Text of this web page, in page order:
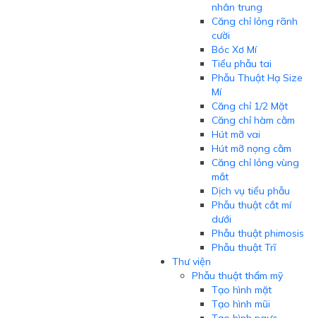
nhân trung
Căng chỉ lỏng rãnh
cười
Bóc Xơ Mí
Tiểu phẫu tai
Phẫu Thuật Hạ Size
Mí
Căng chỉ 1/2 Mặt
Căng chỉ hàm cằm
Hút mỡ vai
Hút mỡ nọng cằm
Căng chỉ lỏng vùng
mắt
Dịch vụ tiểu phẫu
Phẫu thuật cắt mí
dưới
Phẫu thuật phimosis
Phẫu thuật Trĩ
Thư viện
Phẫu thuật thẩm mỹ
Tạo hình mặt
Tạo hình mũi